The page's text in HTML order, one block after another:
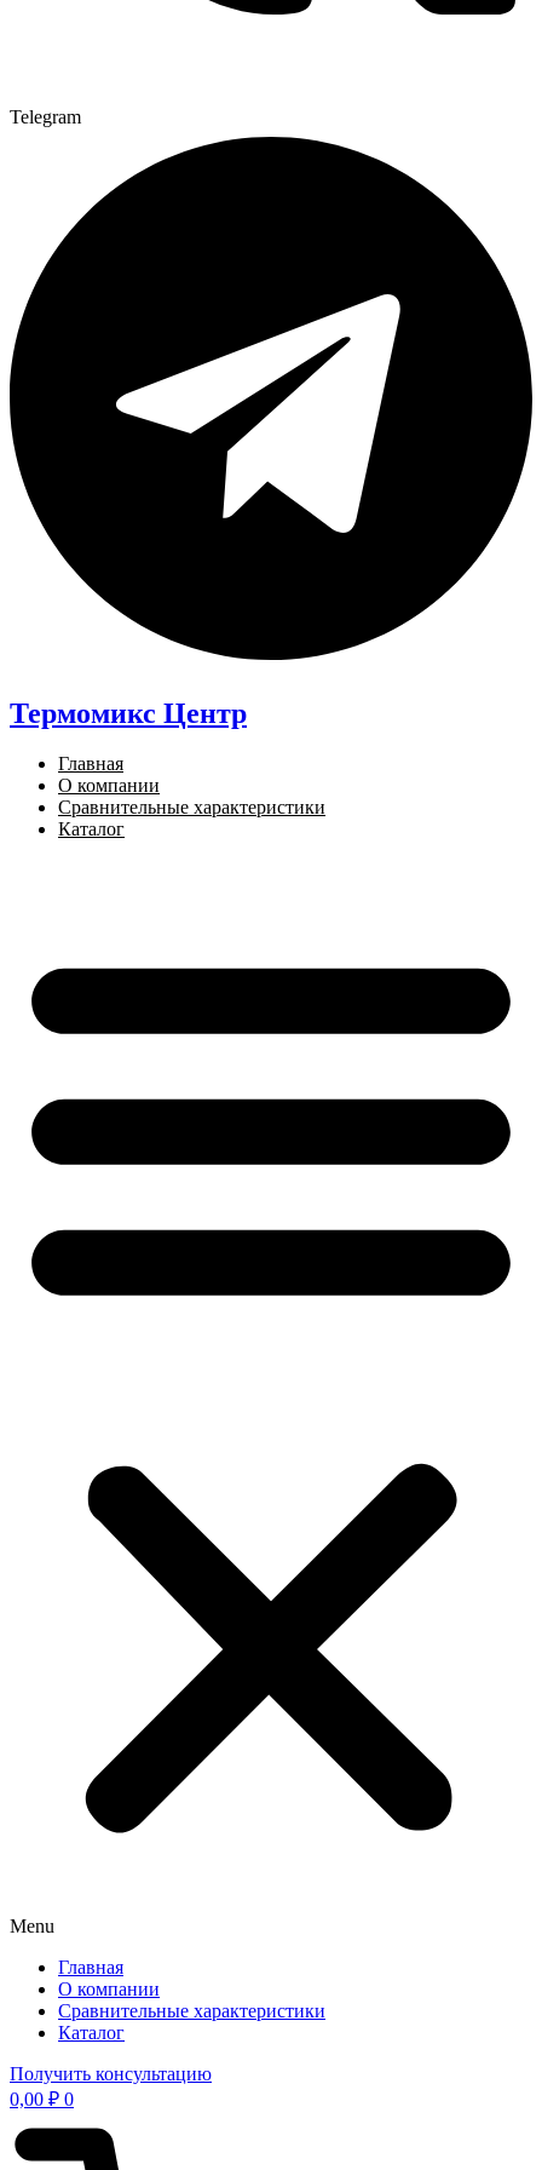
Telegram
Термомикс Центр
Главная
О компании
Сравнительные характеристики
Каталог
Menu
Главная
О компании
Сравнительные характеристики
Каталог
Получить консультацию
0,00 ₽ 0